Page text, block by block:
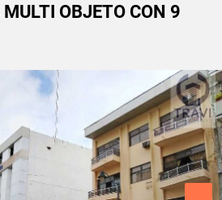
OBJETO CON 9